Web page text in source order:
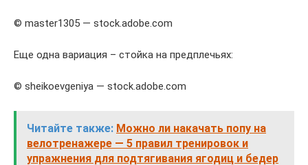
© master1305 — stock.adobe.com
Еще одна вариация – стойка на предплечьях:
© sheikoevgeniya — stock.adobe.com
Читайте также: Можно ли накачать попу на
велотренажере — 5 правил тренировок и
упражнения для подтягивания ягодиц и бедер